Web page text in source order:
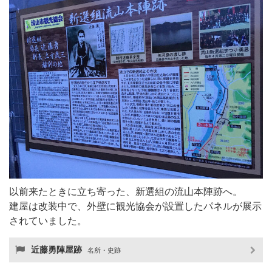
以前来たときに立ち寄った、新選組の流山本陣跡へ。
建屋は改装中で、外壁に観光協会が設置したパネルが展示
されていました。
近藤勇陣屋跡 名所・史跡